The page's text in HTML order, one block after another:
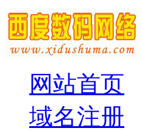
网站首页
域名注册